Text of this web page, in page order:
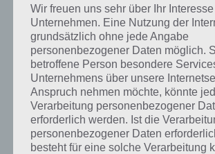
Wir freuen uns sehr über Ihr
Unternehmen. Eine Nutzung der
grundsätzlich ohne jede Angabe
personenbezogener Daten möglich.
betroffene Person besondere
Unternehmens über unsere
Anspruch nehmen möchte, könnte
Verarbeitung personenbezogener
erforderlich werden. Ist die
personenbezogener Daten
besteht für eine solche Verarbeitung